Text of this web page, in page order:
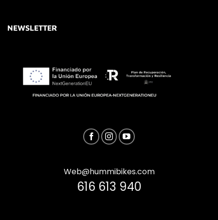
NEWSLETTER
Web@hummibikes.com
616 613 940